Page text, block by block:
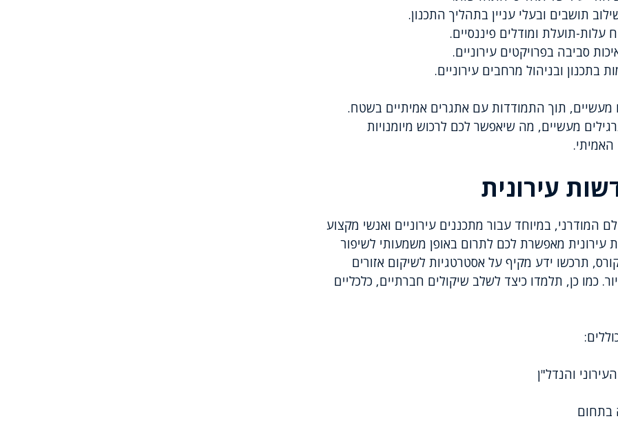
תושבים ובעלי עניין בתהליך התכנון.
עלות-תועלת ומודלים פיננסיים.
סביבה בפרויקטים עירוניים.
בתכנון ובניהול מרחבים עירוניים.
מעשיים, תוך התמודדות עם אתגרים אמיתיים בשטח.
מעשיים, מה שיאפשר לכם לרכוש מיומנויות
עירונית
במיוחד עבור מתכננים עירוניים ואנשי מקצוע
מאפשרת לכם לתרום באופן משמעותי לשיפור
תרכשו ידע מקיף על אסטרטגיות לשיקום אזורים
כמו כן, תלמדו כיצד לשלב שיקולים חברתיים, כלכליים
והנדל"ן
בתחום